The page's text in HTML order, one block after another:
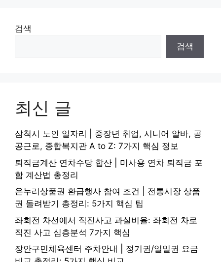
검색
검색
최신 글
삼척시 노인 일자리 | 중장년 취업, 시니어 알바, 공
공근로, 종합복지관 A to Z: 7가지 핵심 정보
퇴직금계산 연차수당 합산 | 미사용 연차 퇴직금 포
함 계산법 총정리
온누리상품권 환급행사 참여 조건 | 전통시장 상품
권 돌려받기 총정리: 5가지 핵심 팁
좌회전 차선에서 직진사고 과실비율: 좌회전 차로
직진 사고 심층분석 7가지 핵심
장안구민체육센터 주차안내 | 정기권/일일권 요금